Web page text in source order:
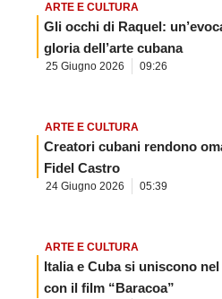
ARTE E CULTURA
Gli occhi di Raquel:
gloria dell’arte cubana
25 Giugno 2026 09:26
ARTE E CULTURA
Creatori cubani rendono
Fidel Castro
24 Giugno 2026 05:39
ARTE E CULTURA
Italia e Cuba si uniscono
con il film “Baracoa”